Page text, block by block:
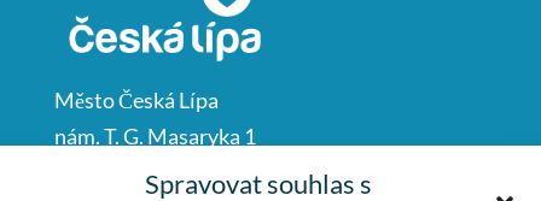
Spravovat souhlas s
Město Česká Lípa
nám. T. G. Masaryka 1
Česká Lípa